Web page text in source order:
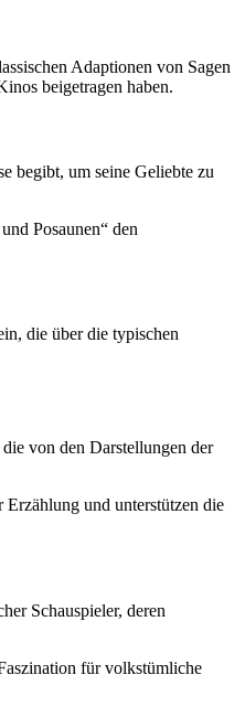
Adaptionen von Sagen
beigetragen haben.
begibt, um seine Geliebte zu
Posaunen“ den
die über die typischen
von den Darstellungen der
und unterstützen die
Schauspieler, deren
für volkstümliche